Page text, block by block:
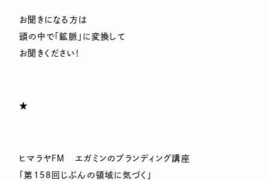
お聞きになる方は
頭の中で「鉱脈」に変換して
お聞きください！
★
ヒマラヤＦＭ エガミンのブランディング講座
「第158回じぶんの領域に気づく」